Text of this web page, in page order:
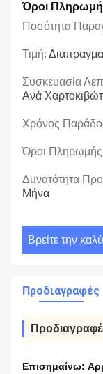
Όροι
Ποσότητα
Τιμή:
Συσκευασία
Ανά
Χρόνος
Όροι
Δυνατότητα
Μήνα
Βρείτε την
Προδιαγραφές
Επισημαίνω: